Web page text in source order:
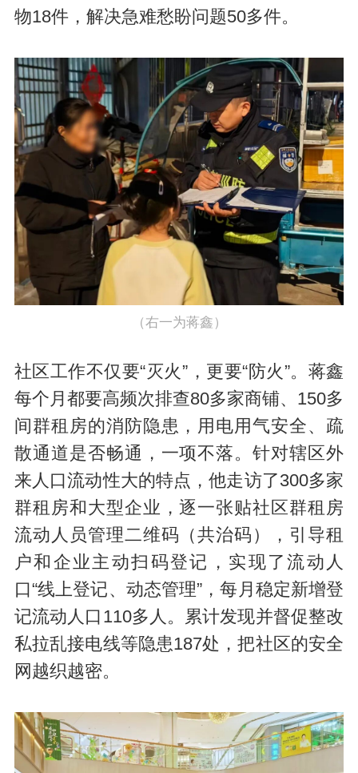
物18件，解决急难愁盼问题50多件。
（右一为蒋鑫）
社区工作不仅要“灭火”，更要“防火”。蒋鑫
每个月都要高频次排查80多家商铺、150多
间群租房的消防隐患，用电用气安全、疏
散通道是否畅通，一项不落。针对辖区外
来人口流动性大的特点，他走访了300多家
群租房和大型企业，逐一张贴社区群租房
流动人员管理二维码（共治码），引导租
户和企业主动扫码登记，实现了流动人
口“线上登记、动态管理”，每月稳定新增登
记流动人口110多人。累计发现并督促整改
私拉乱接电线等隐患187处，把社区的安全
网越织越密。